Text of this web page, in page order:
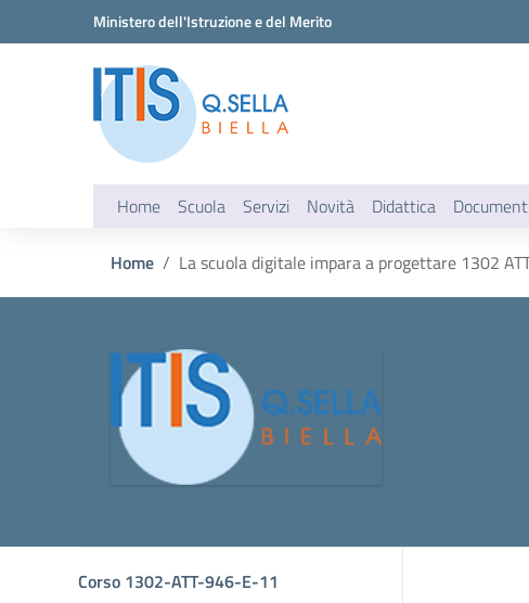
Vai ai contenuti
Vai al menu di navigazioneMinistero dell'Istruzione e del Merito
Home Scuola Servizi Novità Didattica
Home La scuola digitale impara a progettare 1302
Corso 1302-ATT-946-E-11